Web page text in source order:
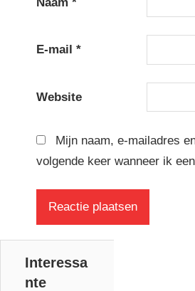
E-mail *
Website
Mijn naam, e-mailadres
volgende keer wanneer ik
Interessa
nte